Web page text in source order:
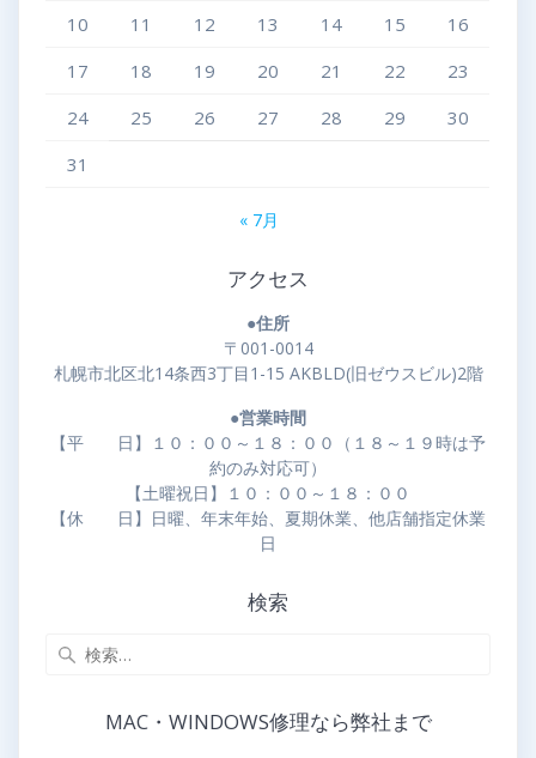
10
11 12 13 14 15
16
17
18 19 20 21 22
23
24
25 26 27 28 29
30
31
« 7月
アクセス
●住所
〒001-0014
札幌市北区北14条西3丁目1-15 AKBLD(旧ゼウスビル)2階
●営業時間
【平 日】１０：００～１８：００（１８～１９時は予
約のみ対応可）
【土曜祝日】１０：００～１８：００
【休 日】日曜、年末年始、夏期休業、他店舗指定休業
日
検索
MAC・WINDOWS修理なら弊社まで